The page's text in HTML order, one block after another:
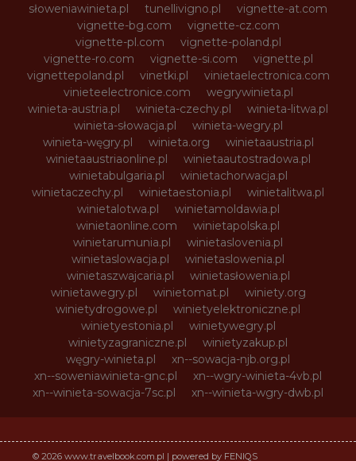
słoweniawinieta.pl
tunellivigno.pl
vignette-at.com
vignette-bg.com
vignette-cz.com
vignette-pl.com
vignette-poland.pl
vignette-ro.com
vignette-si.com
vignette.pl
vignettepoland.pl
vinetki.pl
vinietaelectronica.com
vinieteelectronice.com
wegrywinieta.pl
winieta-austria.pl
winieta-czechy.pl
winieta-litwa.pl
winieta-słowacja.pl
winieta-wegry.pl
winieta-węgry.pl
winieta.org
winietaaustria.pl
winietaaustriaonline.pl
winietaautostradowa.pl
winietabulgaria.pl
winietachorwacja.pl
winietaczechy.pl
winietaestonia.pl
winietalitwa.pl
winietalotwa.pl
winietamoldawia.pl
winietaonline.com
winietapolska.pl
winietarumunia.pl
winietaslovenia.pl
winietaslowacja.pl
winietaslowenia.pl
winietaszwajcaria.pl
winietasłowenia.pl
winietawegry.pl
winietomat.pl
winiety.org
winietydrogowe.pl
winietyelektroniczne.pl
winietyestonia.pl
winietywegry.pl
winietyzagraniczne.pl
winietyzakup.pl
węgry-winieta.pl
xn--sowacja-njb.org.pl
xn--soweniawinieta-gnc.pl
xn--wgry-winieta-4vb.pl
xn--winieta-sowacja-7sc.pl
xn--winieta-wgry-dwb.pl
© 2026 www.travelbook.com.pl | powered by FENIQS